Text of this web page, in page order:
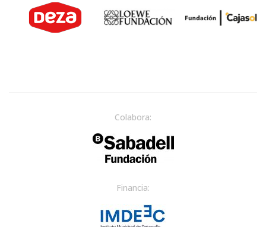
Colabora:
Financia: